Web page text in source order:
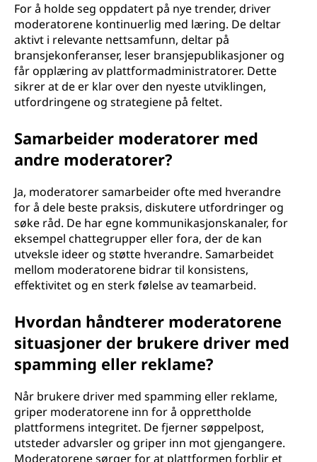
For å holde seg oppdatert på nye trender, driver
moderatorene kontinuerlig med læring. De deltar
aktivt i relevante nettsamfunn, deltar på
bransjekonferanser, leser bransjepublikasjoner og
får opplæring av plattformadministratorer. Dette
sikrer at de er klar over den nyeste utviklingen,
utfordringene og strategiene på feltet.
Samarbeider moderatorer med
andre moderatorer?
Ja, moderatorer samarbeider ofte med hverandre
for å dele beste praksis, diskutere utfordringer og
søke råd. De har egne kommunikasjonskanaler, for
eksempel chattegrupper eller fora, der de kan
utveksle ideer og støtte hverandre. Samarbeidet
mellom moderatorene bidrar til konsistens,
effektivitet og en sterk følelse av teamarbeid.
Hvordan håndterer moderatorene
situasjoner der brukere driver med
spamming eller reklame?
Når brukere driver med spamming eller reklame,
griper moderatorene inn for å opprettholde
plattformens integritet. De fjerner søppelpost,
utsteder advarsler og griper inn mot gjengangere.
Moderatorene sørger for at plattformen forblir et